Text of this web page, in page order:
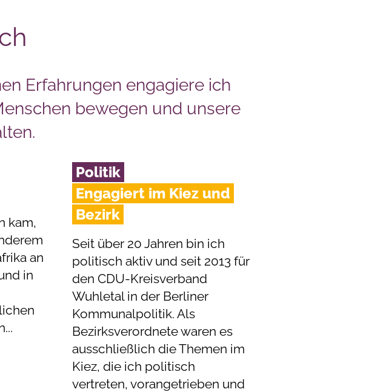
Erfahrungen engagiere ich
bewegen und unsere
kam,
an
in
Politik
Engagiert im Kiez und
Bezirk
Seit über 20 Jahren bin ich
politisch aktiv und seit 2013 für
den CDU-Kreisverband
Wuhletal in der Berliner
Kommunalpolitik. Als
Bezirksverordnete waren es
ausschließlich die Themen im
Kiez, die ich politisch
vertreten, vorangetrieben und